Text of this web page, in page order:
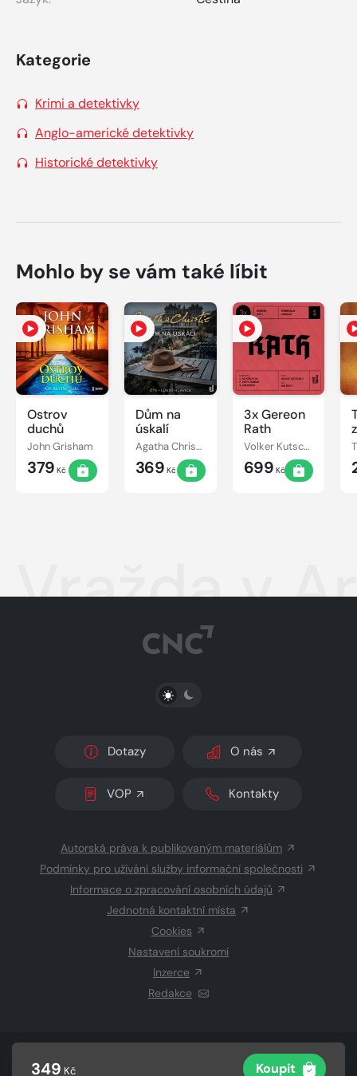
349 Kč Koupit
Kategorie
Krimi a detektivky
Anglo-americké detektivky
Historické detektivky
Mohlo by se vám také líbit
Ostrov
duchů
John Grisham
379 Kč
Dům na
úskalí
Agatha Christie
369 Kč
3x Gereon
Rath
Volker Kutscher
699 Kč
Vražda v
PŘEPNOUT SVĚTLÝ/TMAVÝ REŽIM
Dotazy O nás
VOP Kontakty
Autorská práva k publikovaným materiálům
Podmínky pro užívání služby informační společnosti
Informace o zpracování osobních údajů
Jednotná kontaktní místa
Cookies
Nastavení soukromí
Inzerce
Redakce
CZECH NEWS CENTER a.s.a dodavatelé